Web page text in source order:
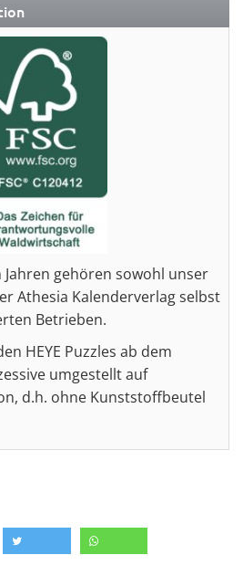
gehören sowohl unser
Athesia Kalenderverlag selbst
Betrieben.
HEYE Puzzles ab dem
umgestellt auf
d.h. ohne Kunststoffbeutel